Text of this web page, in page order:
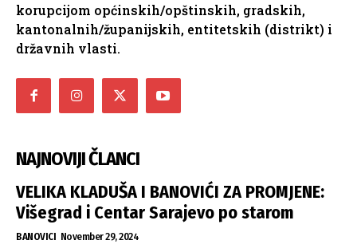
korupcijom općinskih/opštinskih, gradskih,
kantonalnih/županijskih, entitetskih (distrikt) i
državnih vlasti.
NAJNOVIJI ČLANCI
VELIKA KLADUŠA I BANOVIĆI ZA PROMJENE:
Višegrad i Centar Sarajevo po starom
BANOVICI November 29, 2024